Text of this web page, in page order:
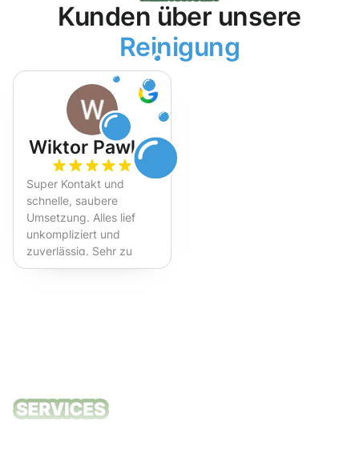
Kunden über unsere
Reinigung
Wiktor Pawlak
Super Kontakt und
schnelle, saubere
Umsetzung. Alles lief
unkompliziert und
zuverlässig. Sehr zu
empfehlen!